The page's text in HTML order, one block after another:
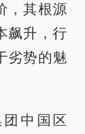
，其根源
飙升，行
劣势的魅
中国区